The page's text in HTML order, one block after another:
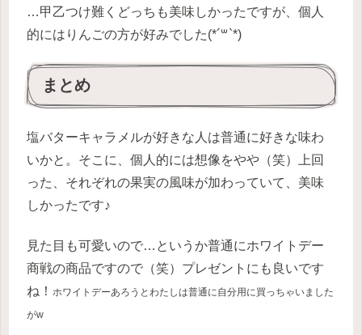
…甲乙つけ難くどっちも美味しかったですが、個人
的にはりんごの方が好みでした(*´꒳`*)
まとめ
塩バターキャラメルが好きな人は普通に好きな味わ
いかと。そこに、個人的には想像をやや（笑）上回
った、それぞれの果実の風味が加わっていて、美味
しかったです♪
見た目も可愛いので…というか普通にホワイトデー
商戦の商品ですので（笑）プレゼントにも良いです
ね！ ホワイトデーあろうとわたしは普通に自分用に買っちゃいました
がw